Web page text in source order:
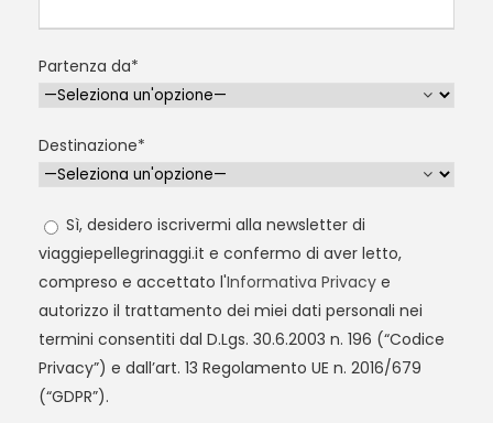
Partenza da*
Destinazione*
Sì, desidero iscrivermi alla newsletter di
viaggiepellegrinaggi.it e confermo di aver letto,
compreso e accettato l'Informativa Privacy e
autorizzo il trattamento dei miei dati personali nei
termini consentiti dal D.Lgs. 30.6.2003 n. 196 (“Codice
Privacy”) e dall’art. 13 Regolamento UE n. 2016/679
(“GDPR”).